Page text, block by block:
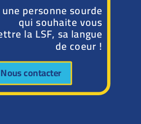
personne sourde
qui souhaite vous
la LSF, sa langue
de coeur !
Nous contacter